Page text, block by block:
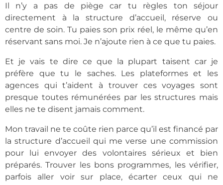
Il n’y a pas de piège car tu règles ton séjour
directement à la structure d’accueil, réserve ou
centre de soin. Tu paies son prix réel, le même qu’en
réservant sans moi. Je n’ajoute rien à ce que tu paies.
Et je vais te dire ce que la plupart taisent car je
préfère que tu le saches. Les plateformes et les
agences qui t’aident à trouver ces voyages sont
presque toutes rémunérées par les structures mais
elles ne te disent jamais comment.
Mon travail ne te coûte rien parce qu’il est financé par
la structure d’accueil qui me verse une commission
pour lui envoyer des volontaires sérieux et bien
préparés. Trouver les bons programmes, les vérifier,
parfois aller voir sur place, écarter ceux qui ne